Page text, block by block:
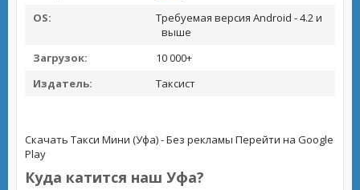
OS:
Требуемая версия Android - 4.2 и
выше
Загрузок:
10 000+
Издатель:
Таксист
Скачать Такси Мини (Уфа) - Без рекламы Перейти на Google
Play
Куда катится наш Уфа?